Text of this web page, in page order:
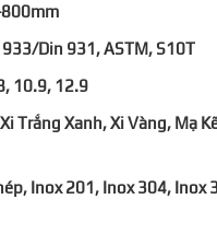
Din 931, ASTM, S10T
10.9, 12.9
Trắng Xanh, Xi Vàng, Mạ
Inox 201, Inox 304, Inox